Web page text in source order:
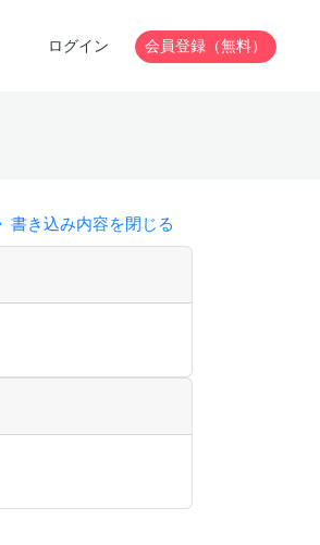
ログイン 会員登録（無料）
書き込み内容を閉じる